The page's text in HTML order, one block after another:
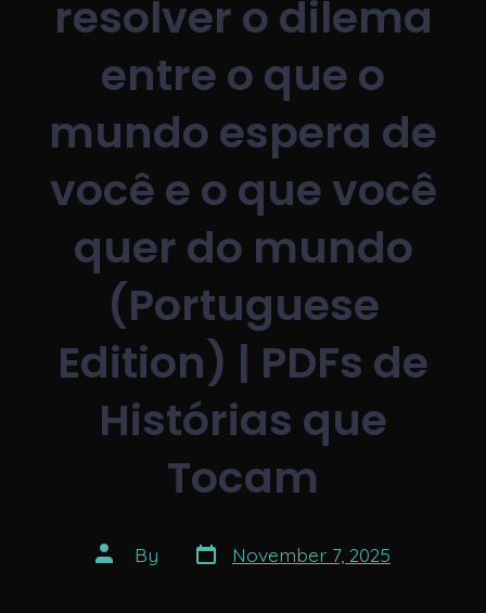
resolver o dilema
entre o que o
mundo espera de
você e o que você
quer do mundo
(Portuguese
Edition) | PDFs de
Histórias que
Tocam
Post
author
By Post
date
November 7, 2025